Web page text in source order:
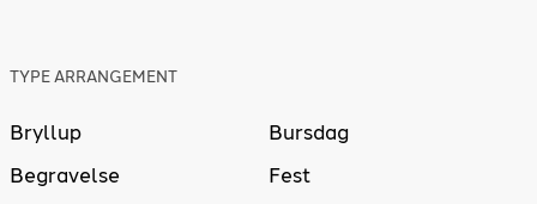
TYPE ARRANGEMENT
Bryllup
Bursdag
Begravelse
Fest